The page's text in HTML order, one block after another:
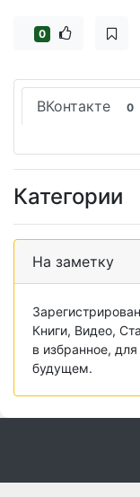
0
ВКонтакте 0
Категории
На заметку
Книги, Видео,
в избранное,
будущем.